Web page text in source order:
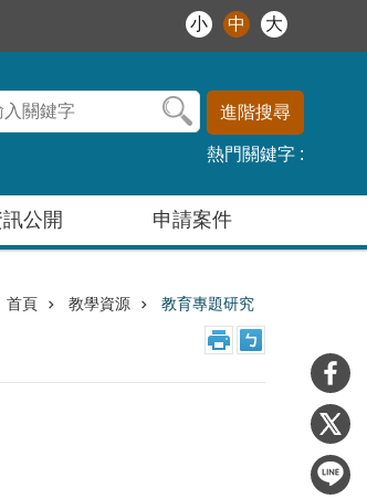
小 中 大
進階搜尋
熱門關鍵字
公開 申請案件
首頁 教學資源 教育專題研究